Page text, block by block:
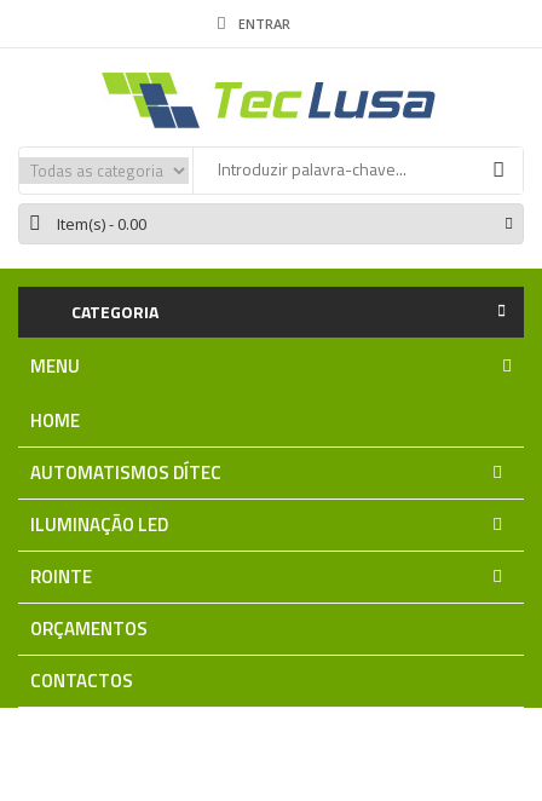
ENTRAR
Item(s)- 0.00
CATEGORIA
MENU
HOME
AUTOMATISMOS DÍTEC
ILUMINAÇÃO LED
ROINTE
ORÇAMENTOS
CONTACTOS